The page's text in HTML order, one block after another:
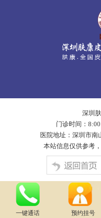
深圳
门诊时间：8:00
医院地址：深圳市南
本站信息仅供参考
一键通话 预约挂号